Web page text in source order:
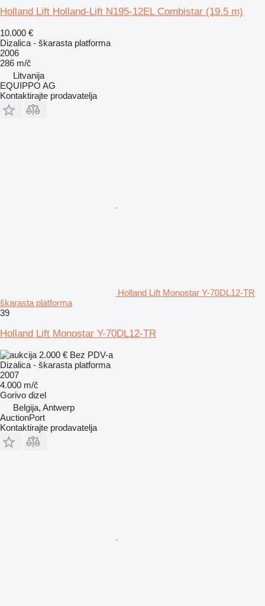
Holland Lift Holland-Lift N195-12EL Combistar (19.5 m)
10.000 €
Dizalica - škarasta platforma
2006
286 m/č
Litvanija
EQUIPPO AG
Kontaktirajte prodavatelja
Holland Lift Monostar Y-70DL12-TR
škarasta platforma
39
Holland Lift Monostar Y-70DL12-TR
2.000 € Bez PDV-a
Dizalica - škarasta platforma
2007
4.000 m/č
Gorivo dizel
Belgija, Antwerp
AuctionPort
Kontaktirajte prodavatelja